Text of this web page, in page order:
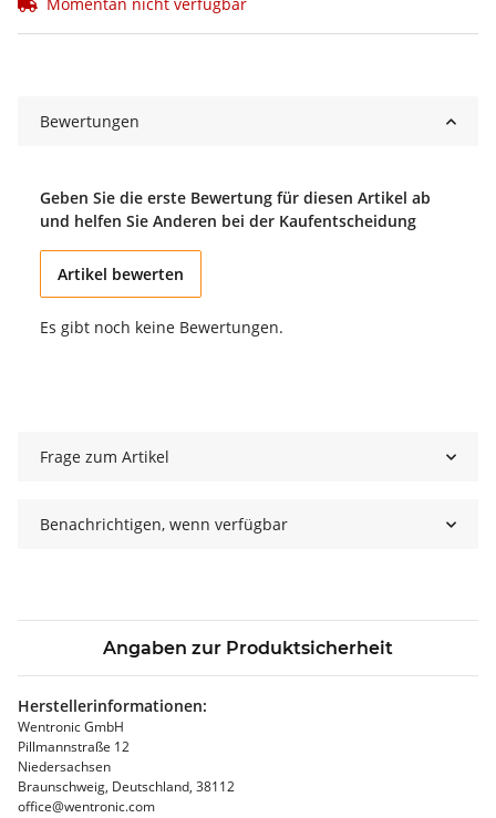
Bewertungen
Geben Sie die erste Bewertung für diesen Artikel ab
und helfen Sie Anderen bei der Kaufentscheidung
Artikel bewerten
Es gibt noch keine Bewertungen.
Frage zum Artikel
Benachrichtigen, wenn verfügbar
Angaben zur Produktsicherheit
Herstellerinformationen:
Wentronic GmbH
Pillmannstraße 12
Niedersachsen
Braunschweig, Deutschland, 38112
office@wentronic.com